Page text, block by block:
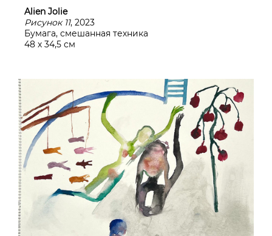
Alien Jolie
Рисунок 11, 2023
Бумага, смешанная техника
48 х 34,5 см